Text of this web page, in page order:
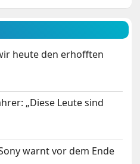
heute den erhofften
„Diese Leute sind
warnt vor dem Ende